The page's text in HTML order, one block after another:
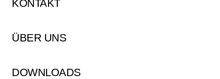
KONTAKT
ÜBER UNS
DOWNLOADS